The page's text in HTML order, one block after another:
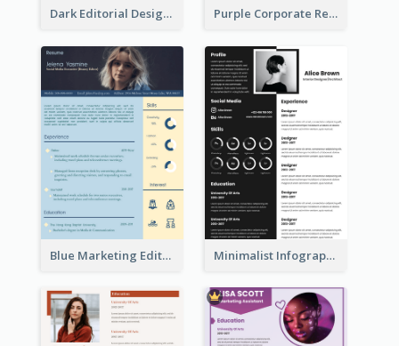
Dark Editorial Designer Resume Purple Corporate Resume
Blue Marketing Editor Resume Minimalist Infographic Resume